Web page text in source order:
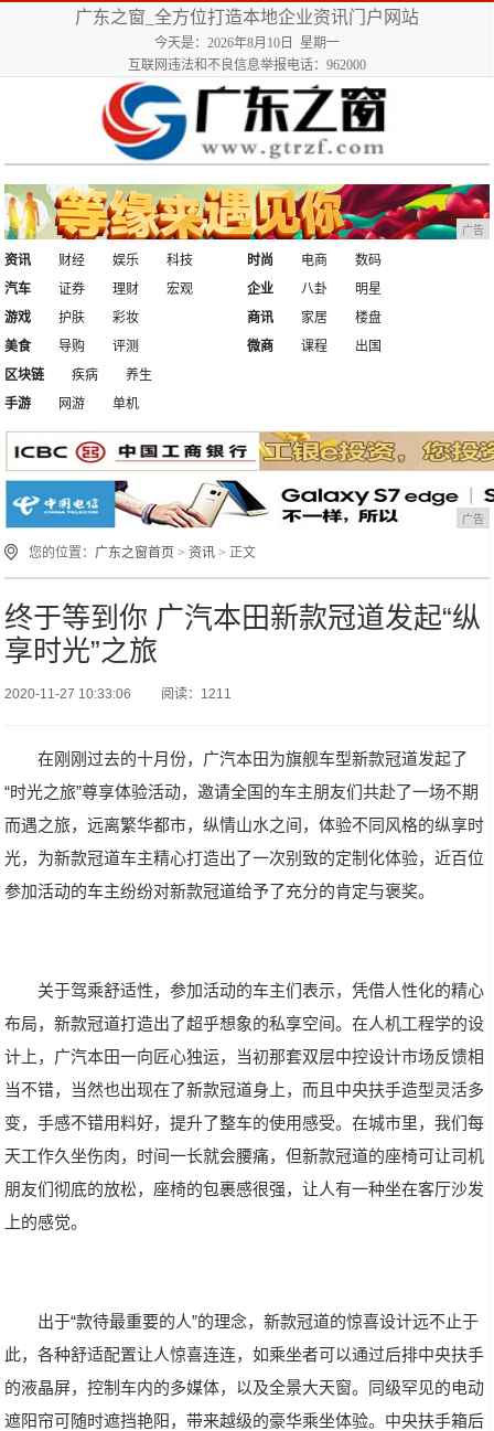
广东之窗_全方位打造本地企业资讯门户网站
今天是：2026年8月10日 星期一
互联网违法和不良信息举报电话：962000
广告
资讯 财经 娱乐
科技
汽车
证券 理财 宏观
时尚 电商
数码
企业
八卦
明星
游戏
护肤
彩妆
美食
导购 评测
商讯 家居
楼盘
微商
课程
出国
区块链
疾病
养生
手游
网游 单机
广告
您的位置： 广东之窗首页 >资讯 > 正文
终于等到你 广汽本田新款冠道发起“纵
享时光”之旅
2020-11-27 10:33:06 阅读：1211
在刚刚过去的十月份，广汽本田为旗舰车型新款冠道发起了
“时光之旅”尊享体验活动，邀请全国的车主朋友们共赴了一场不期
而遇之旅，远离繁华都市，纵情山水之间，体验不同风格的纵享时
光，为新款冠道车主精心打造出了一次别致的定制化体验，近百位
参加活动的车主纷纷对新款冠道给予了充分的肯定与褒奖。
关于驾乘舒适性，参加活动的车主们表示，凭借人性化的精心
布局，新款冠道打造出了超乎想象的私享空间。在人机工程学的设
计上，广汽本田一向匠心独运，当初那套双层中控设计市场反馈相
当不错，当然也出现在了新款冠道身上，而且中央扶手造型灵活多
变，手感不错用料好，提升了整车的使用感受。在城市里，我们每
天工作久坐伤肉，时间一长就会腰痛，但新款冠道的座椅可让司机
朋友们彻底的放松，座椅的包裹感很强，让人有一种坐在客厅沙发
上的感觉。
出于“款待最重要的人”的理念，新款冠道的惊喜设计远不止于
此，各种舒适配置让人惊喜连连，如乘坐者可以通过后排中央扶手
的液晶屏，控制车内的多媒体，以及全景大天窗。同级罕见的电动
遮阳帘可随时遮挡艳阳，带来越级的豪华乘坐体验。中央扶手箱后